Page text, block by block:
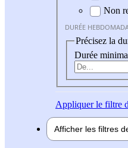
Non
DURÉE
Précisez la
Durée
Appliquerle filtre
Afficher les filtres